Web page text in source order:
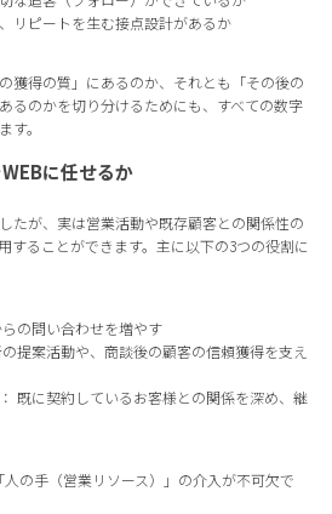
リピートを生む接点設計があるか
獲得の質」にあるのか、それとも「その後の
るのかを切り分けるためにも、すべての数字
す。
に任せるか
たが、実は営業活動や既存顧客との関係性の
することができます。主に以下の3つの役割に
の問い合わせを増やす
の提案活動や、商談後の顧客の信頼獲得を支え
： 既に契約しているお客様との関係を深め、継
人の手（営業リソース）」の介入が不可欠で